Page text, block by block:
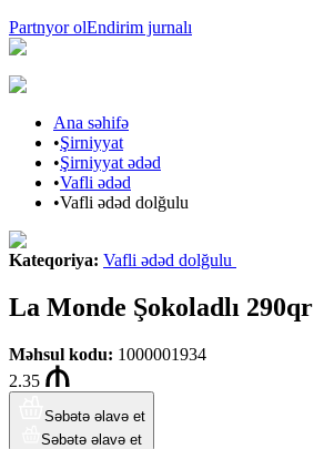
Partnyor olEndirim jurnalı
Ana səhifə
•Şirniyyat
•Şirniyyat ədəd
•Vafli ədəd
•Vafli ədəd dolğulu
Kateqoriya: Vafli ədəd dolğulu
La Monde Şokoladlı 290qr
Məhsul kodu: 1000001934
2.35
Səbətə əlavə et
Səbətə əlavə et